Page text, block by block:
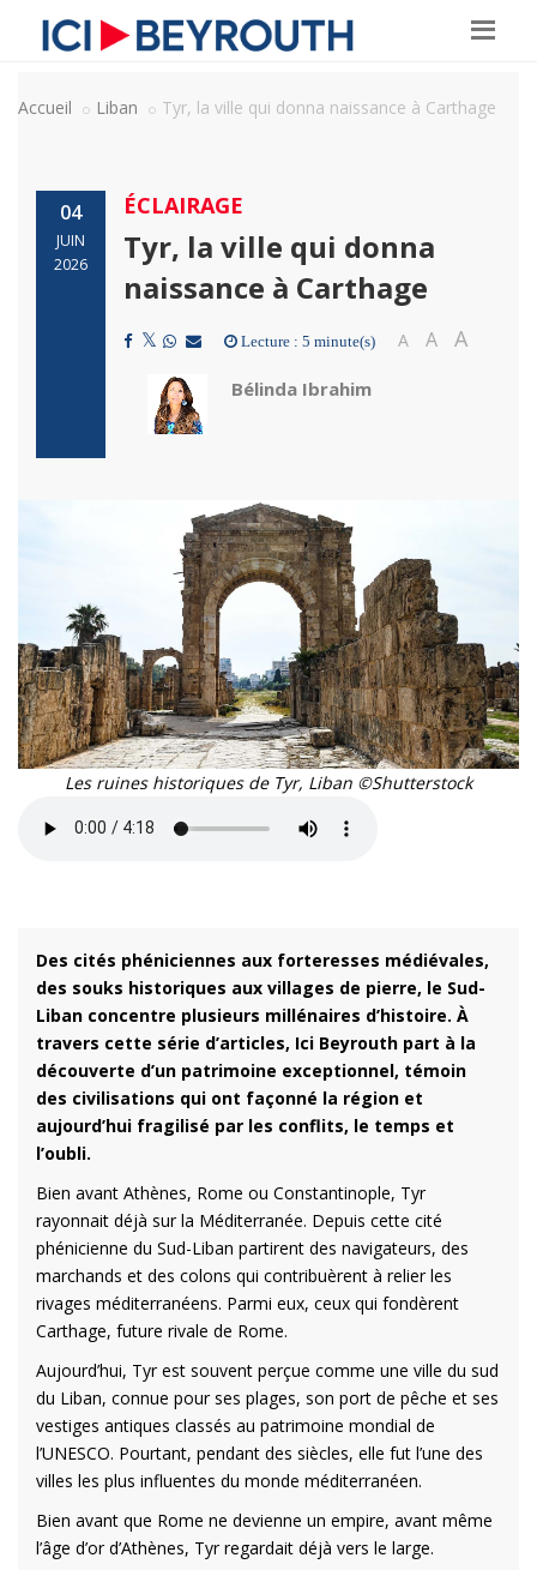
Accueil Liban Tyr, la ville qui donna naissance à Carthage
04
JUIN
2026
ÉCLAIRAGE
Tyr, la ville qui donna
naissance à Carthage
Lecture : 5 minute(s) A A A
Bélinda Ibrahim
Les ruines historiques de Tyr, Liban ©Shutterstock
Des cités phéniciennes aux forteresses médiévales,
des souks historiques aux villages de pierre, le Sud-
Liban concentre plusieurs millénaires d’histoire. À
travers cette série d’articles, Ici Beyrouth part à la
découverte d’un patrimoine exceptionnel, témoin
des civilisations qui ont façonné la région et
aujourd’hui fragilisé par les conflits, le temps et
l’oubli.
Bien avant Athènes, Rome ou Constantinople, Tyr
rayonnait déjà sur la Méditerranée. Depuis cette cité
phénicienne du Sud-Liban partirent des navigateurs, des
marchands et des colons qui contribuèrent à relier les
rivages méditerranéens. Parmi eux, ceux qui fondèrent
Carthage, future rivale de Rome.
Aujourd’hui, Tyr est souvent perçue comme une ville du sud
du Liban, connue pour ses plages, son port de pêche et ses
vestiges antiques classés au patrimoine mondial de
l’UNESCO. Pourtant, pendant des siècles, elle fut l’une des
villes les plus influentes du monde méditerranéen.
Bien avant que Rome ne devienne un empire, avant même
l’âge d’or d’Athènes, Tyr regardait déjà vers le large.